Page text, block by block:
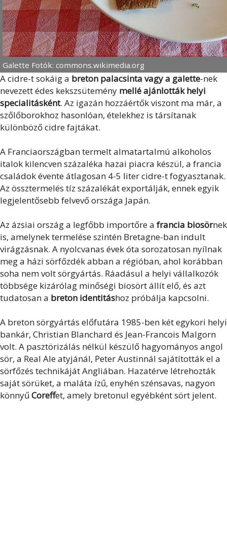
Galette Fotók: commons.wikimedia.org
A cidre-t sokáig a breton palacsinta vagy a galette-nek
nevezett édes kekszsütemény mellé ajánlották helyi
specialitásként. Az igazán hozzáértők viszont ma már, a
szőlőborokhoz hasonlóan, ételekhez is társítanak
különböző cidre fajtákat.
A Franciaországban termelt almatartalmú alkoholos
italok kilencven százaléka hazai piacra készül, a francia
családok évente átlagosan 4-5 liter cidre-t fogyasztanak.
Az össztermelés tíz százalékát exportálják, ennek egyik
legjelentősebb felvevő országa Japán.
Az ázsiai ország a legfőbb importőre a francia biosörnek
is, amelynek termelése szintén Bretagne-ban indult
virágzásnak. A nyolcvanas évek óta sorozatosan nyílnak
meg a házi sörfőzdék abban a régióban, ahol korábban
soha nem volt sörgyártás. Ráadásul a helyi vállalkozók
többsége kizárólag minőségi biosört állít elő, és azt
tudatosan a breton identitáshoz próbálja kapcsolni.
A breton sörgyártás előfutára 1985-ben két egykori helyi
bankár, Christian Blanchard és Jean-Francois Malgorn
volt. A pasztörizálás nélkül készülő hagyományos angol
sör, a Real Ale atyjánál, Peter Austinnál sajátították el a
sörfőzés technikáját Angliában. Hazatérve létrehozták
saját sörüket, a maláta ízű, enyhén szénsavas, nagyon
könnyű Coreffet, amely bretonul egyébként sört jelent.